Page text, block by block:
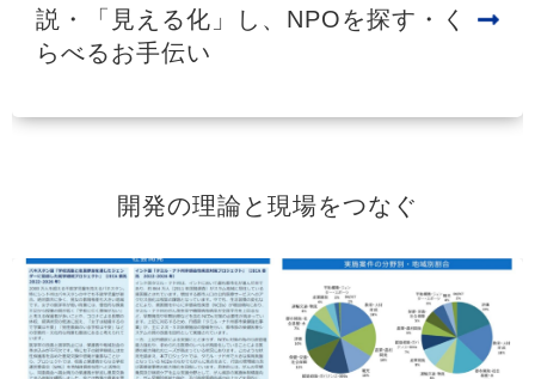
説・「見える化」し、NPOを探す・く
らべるお手伝い
開発の理論と現場をつなぐ